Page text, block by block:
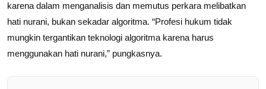
karena dalam menganalisis dan memutus perkara melibatkan
hati nurani, bukan sekadar algoritma. “Profesi hukum tidak
mungkin tergantikan teknologi algoritma karena harus
menggunakan hati nurani,” pungkasnya.